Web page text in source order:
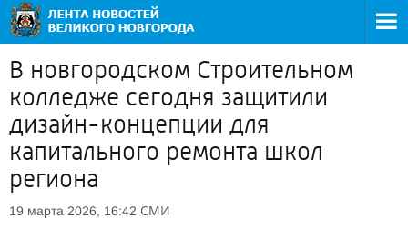
В новгородском Строительном
колледже сегодня защитили
дизайн-концепции для
капитального ремонта школ
региона
19 марта 2026, 16:42 СМИ